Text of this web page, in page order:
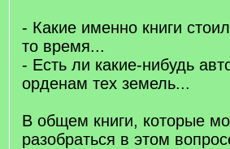
- Какие именно книги
то время...
- Есть ли какие-нибудь
орденам тех земель...
В общем книги, которые
разобраться в этом